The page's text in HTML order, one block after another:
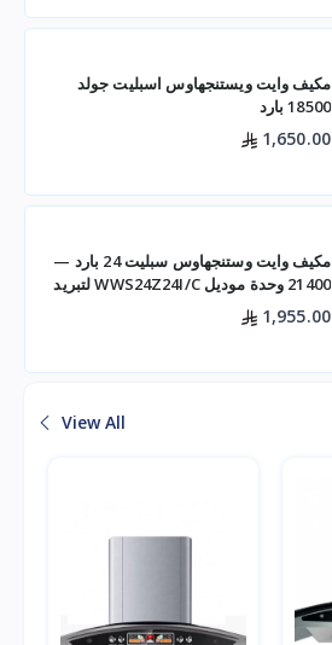
مكيف وايت ويستنجهاوس اسبليت جولد
18500 بارد
1,650.00
مكيف وايت وستنجهاوس سبليت 24 بارد —
21400 وحدة موديل WWS24Z24I/C لتبريد
فعال للم
1,955.00
View All